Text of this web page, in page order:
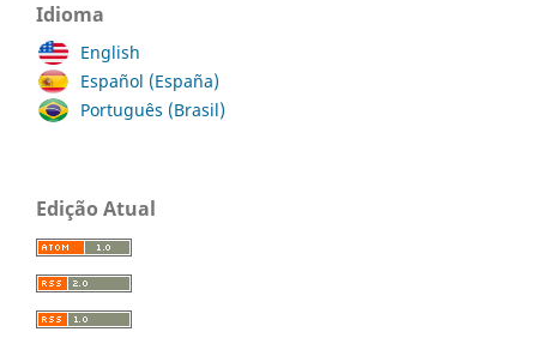
Idioma
English
Español (España)
Português (Brasil)
Edição Atual